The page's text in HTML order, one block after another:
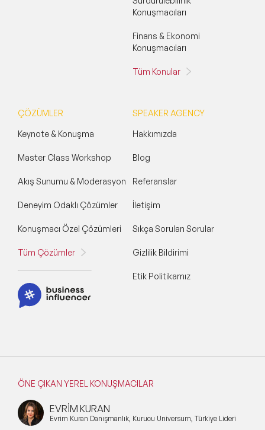
Konuşmacıları
Finans & Ekonomi
Konuşmacıları
Tüm Konular
ÇÖZÜMLER
Keynote & Konuşma
Master Class Workshop
Akış Sunumu & Moderasyon
Deneyim Odaklı Çözümler
Konuşmacı Özel Çözümleri
Tüm Çözümler
SPEAKER AGENCY
Hakkımızda
Blog
Referanslar
İletişim
Sıkça Sorulan Sorular
Gizlilik Bildirimi
Etik Politikamız
ÖNE ÇIKAN YEREL KONUŞMACILAR
EVRİM KURAN
Evrim Kuran Danışmanlık, Kurucu Universum, Türkiye Lideri
Cinsiyet Eşitliği, Çeşitlilik ve Kapsayıcılık
Storytelling Konuşmacıları
Çevre & Enerji Konuşmacıları
Kuşak Konuşmacıları
Müzik Konuşmacıları
Tarih Konuşmacıları
Teknoloji & Trendler Konuşmacıları
Future of Work Konuşmacıları